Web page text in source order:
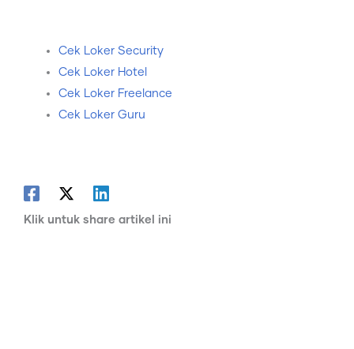
Cek Loker Security
Cek Loker Hotel
Cek Loker Freelance
Cek Loker Guru
Klik untuk share artikel ini